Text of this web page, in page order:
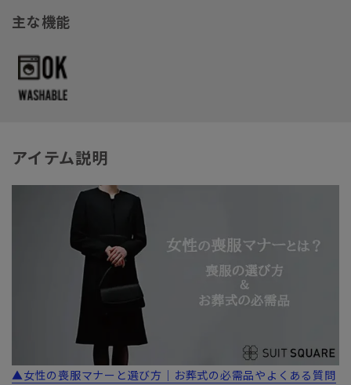
主な機能
アイテム説明
▲女性の喪服マナーと選び方｜お葬式の必需品やよくある質問